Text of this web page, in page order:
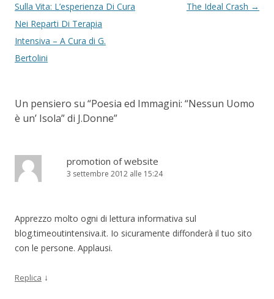
Sulla Vita: L’esperienza Di Cura
Nei Reparti Di Terapia
Intensiva – A Cura di G.
Bertolini
The Ideal Crash →
Un pensiero su “Poesia ed Immagini: “Nessun Uomo
è un’ Isola” di J.Donne”
promotion of website
3 settembre 2012 alle 15:24
Apprezzo molto ogni di lettura informativa sul
blog.timeoutintensiva.it. Io sicuramente diffonderà il tuo sito
con le persone. Applausi.
Replica ↓